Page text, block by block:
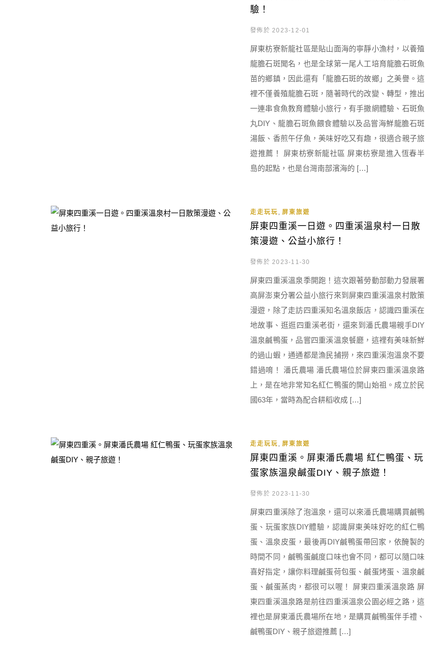
驗！
發佈於 2023-12-01
屏東枋寮新龍社區是貼山面海的寧靜小漁村，以養殖
龍膽石斑聞名，也是全球第一尾人工培育龍膽石斑魚
苗的鄉鎮，因此還有「龍膽石斑的故鄉」之美譽。這
裡不僅養殖龍膽石斑，隨著時代的改變、轉型，推出
一連串食魚教育體驗小旅行，有手撒網體驗、石斑魚
丸DIY、龍膽石斑魚餵食體驗以及品嘗海鮮龍膽石斑
湯飯、香煎午仔魚，美味好吃又有趣，很適合親子旅
遊推薦！ 屏東枋寮新龍社區 屏東枋寮是進入恆春半
島的起點，也是台灣南部濱海的 […]
走走玩玩 屏東旅遊
屏東四重溪一日遊。四重溪溫泉村一日散
策漫遊、公益小旅行！
發佈於 2023-11-30
屏東四重溪溫泉季開跑！這次跟著勞動部動力發展署
高屏澎東分署公益小旅行來到屏東四重溪溫泉村散策
漫遊，除了走訪四重溪知名溫泉飯店，認識四重溪在
地故事、逛逛四重溪老街，還來到潘氏農場親手DIY
溫泉鹹鴨蛋，品嘗四重溪溫泉餐廳，這裡有美味新鮮
的過山蝦，通通都是漁民捕撈，來四重溪泡溫泉不要
錯過唷！ 潘氏農場 潘氏農場位於屏東四重溪溫泉路
上，是在地非常知名紅仁鴨蛋的開山始祖。成立於民
國63年，當時為配合耕稻收成 […]
走走玩玩 屏東旅遊
屏東四重溪。屏東潘氏農場 紅仁鴨蛋、玩
蛋家族溫泉鹹蛋DIY、親子旅遊！
發佈於 2023-11-30
屏東四重溪除了泡溫泉，還可以來潘氏農場購買鹹鴨
蛋、玩蛋家族DIY體驗，認識屏東美味好吃的紅仁鴨
蛋、溫泉皮蛋，最後再DIY鹹鴨蛋帶回家，依醃製的
時間不同，鹹鴨蛋鹹度口味也會不同，都可以隨口味
喜好指定，讓你料理鹹蛋荷包蛋、鹹蛋烤蛋、溫泉鹹
蛋、鹹蛋蒸肉，都很可以喔！ 屏東四重溪溫泉路 屏
東四重溪溫泉路是前往四重溪溫泉公園必經之路，這
裡也是屏東潘氏農場所在地，是購買鹹鴨蛋伴手禮、
鹹鴨蛋DIY、親子旅遊推薦 […]